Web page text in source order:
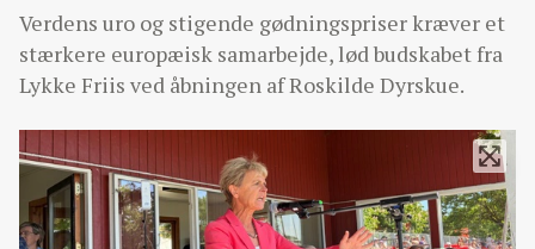
Verdens uro og stigende gødningspriser kræver et
stærkere europæisk samarbejde, lød budskabet fra
Lykke Friis ved åbningen af Roskilde Dyrskue.